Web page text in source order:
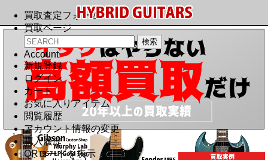
買取査定フォーム
買取ページ
Account
新規登録
ログイン
カート
お気に入りアイテム
閲覧履歴
アカウント情報の変更
購入履歴
QRコードを表示